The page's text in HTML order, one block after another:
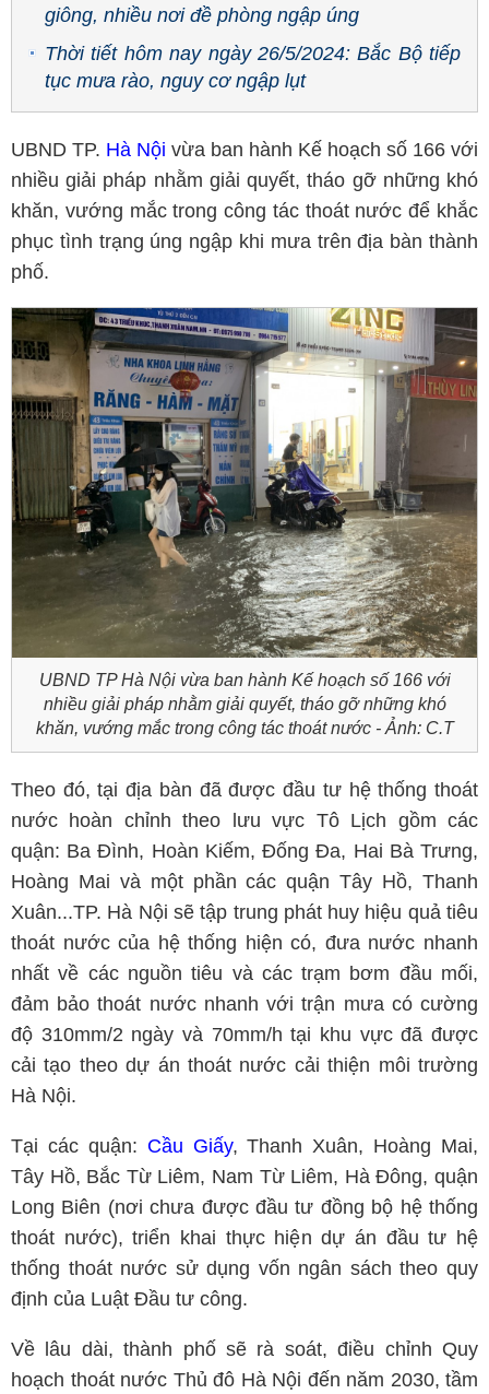
giông, nhiều nơi đề phòng ngập úng
Thời tiết hôm nay ngày 26/5/2024: Bắc Bộ tiếp
tục mưa rào, nguy cơ ngập lụt
UBND TP. Hà Nội vừa ban hành Kế hoạch số 166 với
nhiều giải pháp nhằm giải quyết, tháo gỡ những khó
khăn, vướng mắc trong công tác thoát nước để khắc
phục tình trạng úng ngập khi mưa trên địa bàn thành
phố.
UBND TP Hà Nội vừa ban hành Kế hoạch số 166 với
nhiều giải pháp nhằm giải quyết, tháo gỡ những khó
khăn, vướng mắc trong công tác thoát nước - Ảnh: C.T
Theo đó, tại địa bàn đã được đầu tư hệ thống thoát
nước hoàn chỉnh theo lưu vực Tô Lịch gồm các
quận: Ba Đình, Hoàn Kiếm, Đống Đa, Hai Bà Trưng,
Hoàng Mai và một phần các quận Tây Hồ, Thanh
Xuân...TP. Hà Nội sẽ tập trung phát huy hiệu quả tiêu
thoát nước của hệ thống hiện có, đưa nước nhanh
nhất về các nguồn tiêu và các trạm bơm đầu mối,
đảm bảo thoát nước nhanh với trận mưa có cường
độ 310mm/2 ngày và 70mm/h tại khu vực đã được
cải tạo theo dự án thoát nước cải thiện môi trường
Hà Nội.
Tại các quận: Cầu Giấy, Thanh Xuân, Hoàng Mai,
Tây Hồ, Bắc Từ Liêm, Nam Từ Liêm, Hà Đông, quận
Long Biên (nơi chưa được đầu tư đồng bộ hệ thống
thoát nước), triển khai thực hiện dự án đầu tư hệ
thống thoát nước sử dụng vốn ngân sách theo quy
định của Luật Đầu tư công.
Về lâu dài, thành phố sẽ rà soát, điều chỉnh Quy
hoạch thoát nước Thủ đô Hà Nội đến năm 2030, tầm